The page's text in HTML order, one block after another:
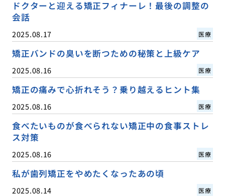
ドクターと迎える矯正フィナーレ！最後の調整の
会話
2025.08.17 医療
矯正バンドの臭いを断つための秘策と上級ケア
2025.08.16 医療
矯正の痛みで心折れそう？乗り越えるヒント集
2025.08.16 医療
食べたいものが食べられない矯正中の食事ストレ
ス対策
2025.08.16 医療
私が歯列矯正をやめたくなったあの頃
2025.08.14 医療